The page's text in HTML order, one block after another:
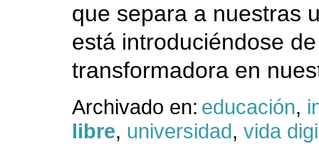
que separa a nuestras
está introduciéndose
transformadora en
Archivado en: educación,
libre, universidad, vida